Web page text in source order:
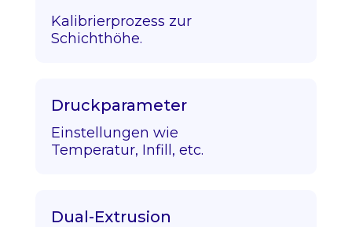
Kalibrierprozess zur
Schichthöhe.
Druckparameter
Einstellungen wie
Temperatur, Infill, etc.
Dual-Extrusion